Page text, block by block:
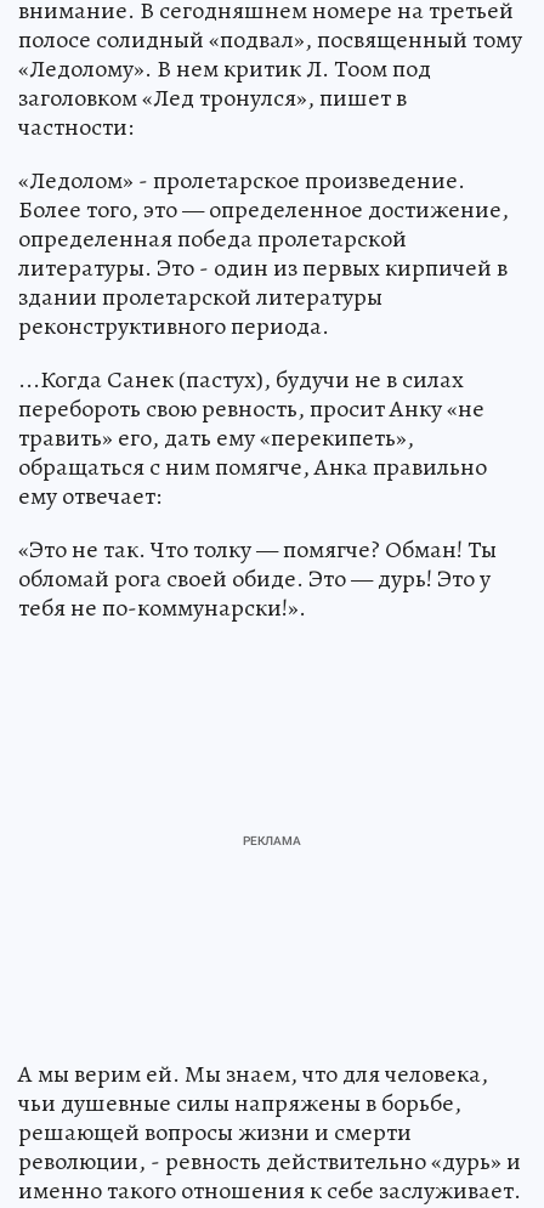
внимание. В сегодняшнем номере на третьей
полосе солидный «подвал», посвященный тому
«Ледолому». В нем критик Л. Тоом под
заголовком «Лед тронулся», пишет в
частности:
«Ледолом» - пролетарское произведение.
Более того, это — определенное достижение,
определенная победа пролетарской
литературы. Это - один из первых кирпичей в
здании пролетарской литературы
реконструктивного периода.
...Когда Санек (пастух), будучи не в силах
перебороть свою ревность, просит Анку «не
травить» его, дать ему «перекипеть»,
обращаться с ним помягче, Анка правильно
ему отвечает:
«Это не так. Что толку — помягче? Обман! Ты
обломай рога своей обиде. Это — дурь! Это у
тебя не по-коммунарски!».
А мы верим ей. Мы знаем, что для человека,
чьи душевные силы напряжены в борьбе,
решающей вопросы жизни и смерти
революции, - ревность действительно «дурь» и
именно такого отношения к себе заслуживает.